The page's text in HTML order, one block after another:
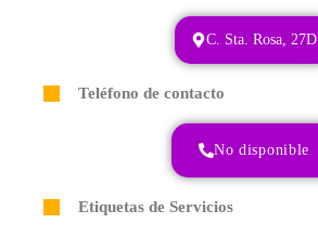
C. Sta. Rosa, 27D
Teléfono de contacto
No disponible
Etiquetas de Servicios